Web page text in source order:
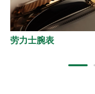
劳力士腕表